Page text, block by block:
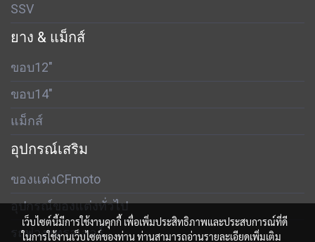
SSV
ยาง & แม็กส์
ขอบ12"
ขอบ14"
แม็กส์
อุปกรณ์เสริม
ของแต่งCFmoto
อุปกรณ์ของแต่งทั่วไป
รถพ่วง เทรลเลอร์
เว็บไซต์นี้มีการใช้งานคุกกี้ เพื่อเพิ่มประสิทธิภาพและประสบการณ์ที่ดี
ในการใช้งานเว็บไซต์ของท่าน ท่านสามารถอ่านรายละเอียดเพิ่มเติม